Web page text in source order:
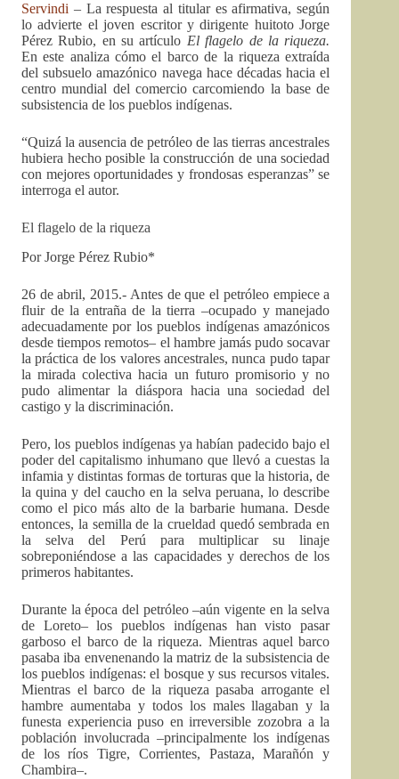
Servindi – La respuesta al titular es afirmativa, según
lo advierte el joven escritor y dirigente huitoto Jorge
Pérez Rubio, en su artículo El flagelo de la riqueza.
En este analiza cómo el barco de la riqueza extraída
del subsuelo amazónico navega hace décadas hacia el
centro mundial del comercio carcomiendo la base de
subsistencia de los pueblos indígenas.
“Quizá la ausencia de petróleo de las tierras ancestrales
hubiera hecho posible la construcción de una sociedad
con mejores oportunidades y frondosas esperanzas” se
interroga el autor.
El flagelo de la riqueza
Por Jorge Pérez Rubio*
26 de abril, 2015.- Antes de que el petróleo empiece a
fluir de la entraña de la tierra –ocupado y manejado
adecuadamente por los pueblos indígenas amazónicos
desde tiempos remotos– el hambre jamás pudo socavar
la práctica de los valores ancestrales, nunca pudo tapar
la mirada colectiva hacia un futuro promisorio y no
pudo alimentar la diáspora hacia una sociedad del
castigo y la discriminación.
Pero, los pueblos indígenas ya habían padecido bajo el
poder del capitalismo inhumano que llevó a cuestas la
infamia y distintas formas de torturas que la historia, de
la quina y del caucho en la selva peruana, lo describe
como el pico más alto de la barbarie humana. Desde
entonces, la semilla de la crueldad quedó sembrada en
la selva del Perú para multiplicar su linaje
sobreponiéndose a las capacidades y derechos de los
primeros habitantes.
Durante la época del petróleo –aún vigente en la selva
de Loreto– los pueblos indígenas han visto pasar
garboso el barco de la riqueza. Mientras aquel barco
pasaba iba envenenando la matriz de la subsistencia de
los pueblos indígenas: el bosque y sus recursos vitales.
Mientras el barco de la riqueza pasaba arrogante el
hambre aumentaba y todos los males llagaban y la
funesta experiencia puso en irreversible zozobra a la
población involucrada –principalmente los indígenas
de los ríos Tigre, Corrientes, Pastaza, Marañón y
Chambira–.